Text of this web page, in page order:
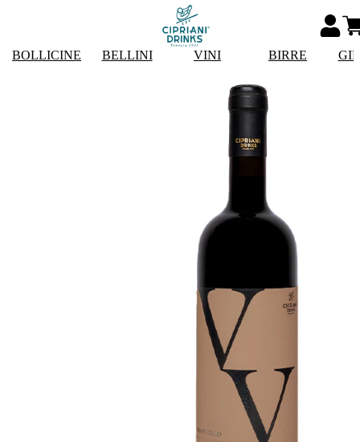
BOLLICINE BELLINI VINI BIRRE